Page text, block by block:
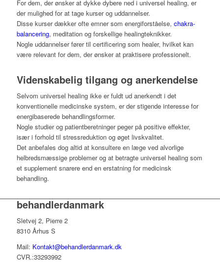
For dem, der ønsker at dykke dybere ned i universel healing, er
der mulighed for at tage kurser og uddannelser.
Disse kurser dækker ofte emner som energiforståelse, chakra-
balancering, meditation og forskellige healingteknikker.
Nogle uddannelser fører til certificering som healer, hvilket kan
være relevant for dem, der ønsker at praktisere professionelt.
Videnskabelig tilgang og anerkendelse
Selvom universel healing ikke er fuldt ud anerkendt i det
konventionelle medicinske system, er der stigende interesse for
energibaserede behandlingsformer.
Nogle studier og patientberetninger peger på positive effekter,
især i forhold til stressreduktion og øget livskvalitet.
Det anbefales dog altid at konsultere en læge ved alvorlige
helbredsmæssige problemer og at betragte universel healing som
et supplement snarere end en erstatning for medicinsk
behandling.
behandlerdanmark
Sletvej 2, Pierre 2
8310 Århus S
Mail: Kontakt@behandlerdanmark.dk
CVR.:33293992